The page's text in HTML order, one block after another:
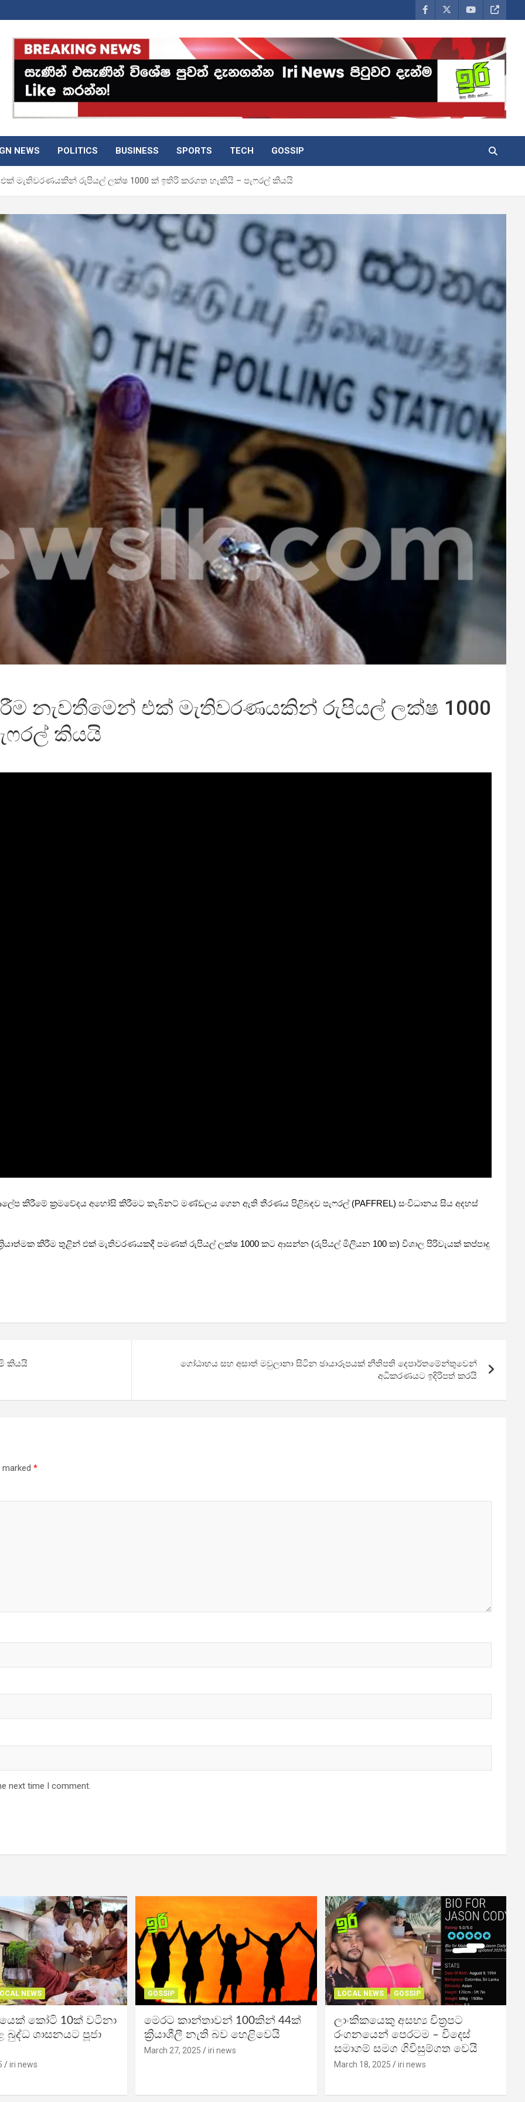
NEWS POLITICS BUSINESS SPORTS TECH GOSSIP
මැතිවරණයකින් රුපියල් ලක්ෂ 1000 ක් ඉතිරි කරගත හැකියි – පැෆරල් කියයි
නැවතීමෙන් එක් මැතිවරණයකින් රුපියල් ලක්ෂ 1000
කියයි
කිරීමේ ක්‍රමවේදය අහෝසි කිරීමට කැබිනට් මණ්ඩලය ගෙන ඇති තීරණය පිළිබඳව පැෆරල් (PAFFREL) සංවිධානය සිය අදහස්
කිරීම තුළින් එක් මැතිවරණයකදී පමණක් රුපියල් ලක්ෂ 1000 කට ආසන්න (රුපියල් මිලියන 100 ක) විශාල පිරිවැයක් කප්පාදු
කියයි
ගෝඨාභය සහ අසාත් මවුලානා සිටින ඡායාරූපයක් නීතිපති දෙපාර්තමේන්තුවෙන්
අධිකරණයට ඉදිරිපත් කරයි
marked *
next time I comment.
NEWS
කෝටි 10ක් වටිනා
බුද්ධ ශාසනයට පූජා
iri news
GOSSIP
මෙරට කාන්තාවන් 100කින් 44ක්
ක්‍රියාශීලී නැති බව හෙළිවෙයි
March 27, 2025 iri news
LOCAL NEWS GOSSIP
ලාංකිකයෙකු අසභ්‍ය චිත්‍රපට
රංගනයෙන් පෙරටම – විදෙස්
සමාගම් සමග ගිවිසුම්ගත වෙයි
March 18, 2025 iri news